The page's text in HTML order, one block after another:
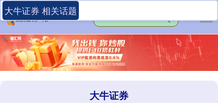
大牛证券
大牛证券 相关话题